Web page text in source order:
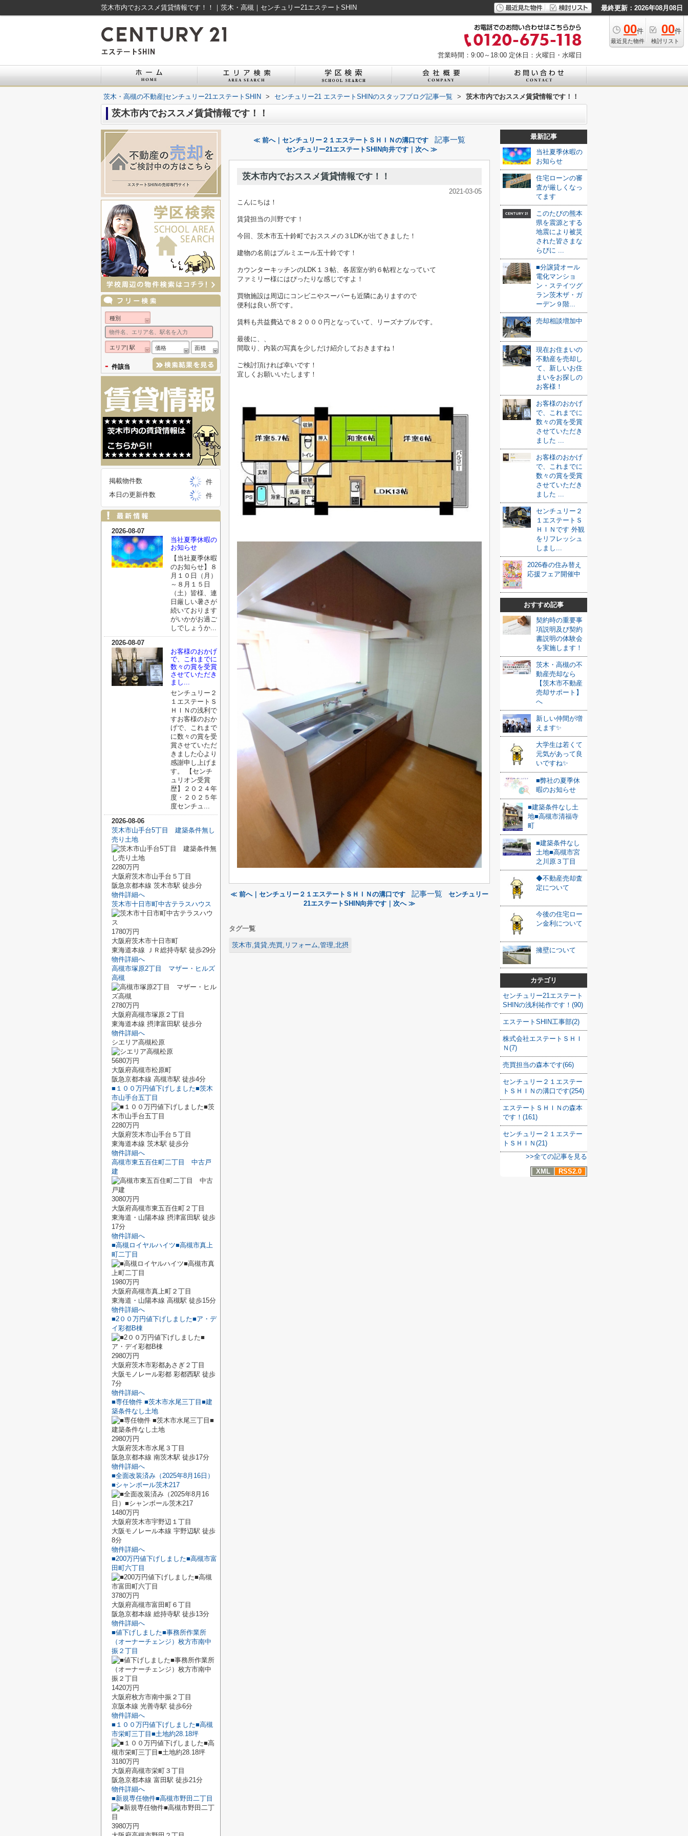
茨木市内でおススメ賃貸情報です！！｜茨木・高槻｜センチュリー21エステートSHIN 最終更新：2026年08月08日
00件
最近見た物件
00件
検討リスト
営業時間：9:00～18:00 定休日：火曜日・水曜日
茨木・高槻の不動産|センチュリー21エステートSHIN > センチュリー21 エステートSHINのスタッフブログ記事一覧 > 茨木市内でおススメ賃貸情報です！！
茨木市内でおススメ賃貸情報です！！
≪ 前へ｜センチュリー２１エステートＳＨＩＮの溝口です 記事一覧
センチュリー21エステートSHIN向井です｜次へ ≫
茨木市内でおススメ賃貸情報です！！
2021-03-05
こんにちは！
賃貸担当の川野です！
今回、茨木市五十鈴町でおススメの３LDKが出てきました！
建物の名前はプルミエール五十鈴です！
カウンターキッチンのLDK１３帖、各居室が約６帖程となっていて
ファミリー様にはぴったりな感じですよ！
買物施設は周辺にコンビニやスーパーも近隣にありますので
便利は良い所です。
賃料も共益費込で８２０００円となっていて、リーズナブルです。
最後に、、
間取り、内装の写真を少しだけ紹介しておきますね！
ご検討頂ければ幸いです！
宜しくお願いいたします！
≪ 前へ｜センチュリー２１エステートＳＨＩＮの溝口です 記事一覧
センチュリー
21エステートSHIN向井です｜次へ ≫
タグ一覧
茨木市,賃貸,売買,リフォーム,管理,北摂
最新記事
当社夏季休暇の
お知らせ
住宅ローンの審
査が厳しくなっ
てます
このたびの熊本
県を震源とする
地震により被災
された皆さまな
らびに ...
■分譲貸オール
電化マンショ
ン・ステイツグ
ラン茨木ザ・ガ
ーデン９階...
売却相談増加中
現在お住まいの
不動産を売却し
て、新しいお住
まいをお探しの
お客様！
お客様のおかげ
で、これまでに
数々の賞を受賞
させていただき
ました ...
お客様のおかげ
で、これまでに
数々の賞を受賞
させていただき
ました ...
センチュリー２
１エステートＳ
ＨＩＮです 外観
をリフレッシュ
しまし...
2026春の住み替え
応援フェア開催中
おすすめ記事
契約時の重要事
項説明及び契約
書説明の体験会
を実施します！
茨木・高槻の不
動産売却なら
【茨木市不動産
売却サポート】
へ
新しい仲間が増
えます✨
大学生は若くて
元気があって良
いですね✨
■弊社の夏季休
暇のお知らせ
■建築条件なし土
地■高槻市清福寺
町
■建築条件なし
土地■高槻市宮
之川原３丁目
◆不動産売却査
定について
今後の住宅ロー
ン金利について
擁壁について
カテゴリ
センチュリー21エステート
SHINの浅利祐作です！(90)
エステートSHIN工事部(2)
株式会社エステートＳＨＩ
Ｎ(7)
売買担当の森本です(66)
センチュリー２１エステー
トＳＨＩＮの溝口です(254)
エステートＳＨＩＮの森本
です！(161)
センチュリー２１エステー
トＳＨＩＮ(21)
>>全ての記事を見る
XML
RSS2.0
種別
エリア| 駅 価格 面積
- 件該当
掲載物件数
件
本日の更新件数
件
2026-08-07
当社夏季休暇の
お知らせ
【当社夏季休暇
のお知らせ】８
月１０日（月）
～８月１５日
（土）皆様、連
日厳しい暑さが
続いております
がいかがお過ご
しでしょうか...
2026-08-07
お客様のおかげ
で、これまでに
数々の賞を受賞
させていただき
まし...
センチュリー２
１エステートＳ
ＨＩＮの浅利で
すお客様のおか
げで、これまで
に数々の賞を受
賞させていただ
きました心より
感謝申し上げま
す。 【センチ
ュリオン受賞
歴】２０２４年
度・２０２５年
度センチュ...
2026-08-06
茨木市山手台5丁目 建築条件無し
売り土地
2280万円
大阪府茨木市山手台５丁目
阪急京都本線 茨木市駅 徒歩分
物件詳細へ
茨木市十日市町中古テラスハウス
1780万円
大阪府茨木市十日市町
東海道本線 ＪＲ総持寺駅 徒歩29分
物件詳細へ
高槻市塚原2丁目 マザー・ヒルズ
高槻
2780万円
大阪府高槻市塚原２丁目
東海道本線 摂津富田駅 徒歩分
物件詳細へ
シエリア高槻松原
5680万円
大阪府高槻市松原町
阪急京都本線 高槻市駅 徒歩4分
■１００万円値下げしました■茨木
市山手台五丁目
2280万円
大阪府茨木市山手台５丁目
東海道本線 茨木駅 徒歩分
物件詳細へ
高槻市東五百住町二丁目 中古戸
建
3080万円
大阪府高槻市東五百住町２丁目
東海道・山陽本線 摂津富田駅 徒歩
17分
物件詳細へ
■高槻ロイヤルハイツ■高槻市真上
町二丁目
1980万円
大阪府高槻市真上町２丁目
東海道・山陽本線 高槻駅 徒歩15分
物件詳細へ
■2００万円値下げしました■ア・デ
イ彩都B棟
2980万円
大阪府茨木市彩都あさぎ２丁目
大阪モノレール彩都 彩都西駅 徒歩
7分
物件詳細へ
■専任物件 ■茨木市水尾三丁目■建
築条件なし土地
2980万円
大阪府茨木市水尾３丁目
阪急京都本線 南茨木駅 徒歩17分
物件詳細へ
■全面改装済み（2025年8月16日）
■シャンボール茨木217
1480万円
大阪府茨木市宇野辺１丁目
大阪モノレール本線 宇野辺駅 徒歩
8分
物件詳細へ
■200万円値下げしました■高槻市富
田町六丁目
3780万円
大阪府高槻市富田町６丁目
阪急京都本線 総持寺駅 徒歩13分
物件詳細へ
■値下げしました■事務所作業所
（オーナーチェンジ）枚方市南中
振２丁目
1420万円
大阪府枚方市南中振２丁目
京阪本線 光善寺駅 徒歩6分
物件詳細へ
■１００万円値下げしました■高槻
市栄町三丁目■土地約28.18坪
3180万円
大阪府高槻市栄町３丁目
阪急京都本線 富田駅 徒歩21分
物件詳細へ
■新規専任物件■高槻市野田二丁目
3980万円